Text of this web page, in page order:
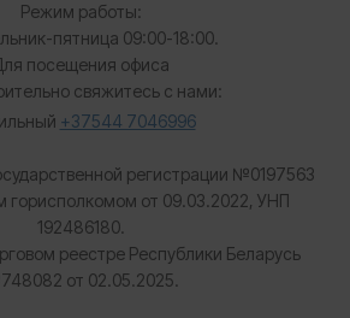
Режим работы:
пятница 09:00-18:00.
посещения офиса
свяжитесь с нами:
+37544 7046996
регистрации №0197563
горисполкомом от 09.03.2022, УНП
192486180.
реестре Республики Беларусь
748082 от 02.05.2025.